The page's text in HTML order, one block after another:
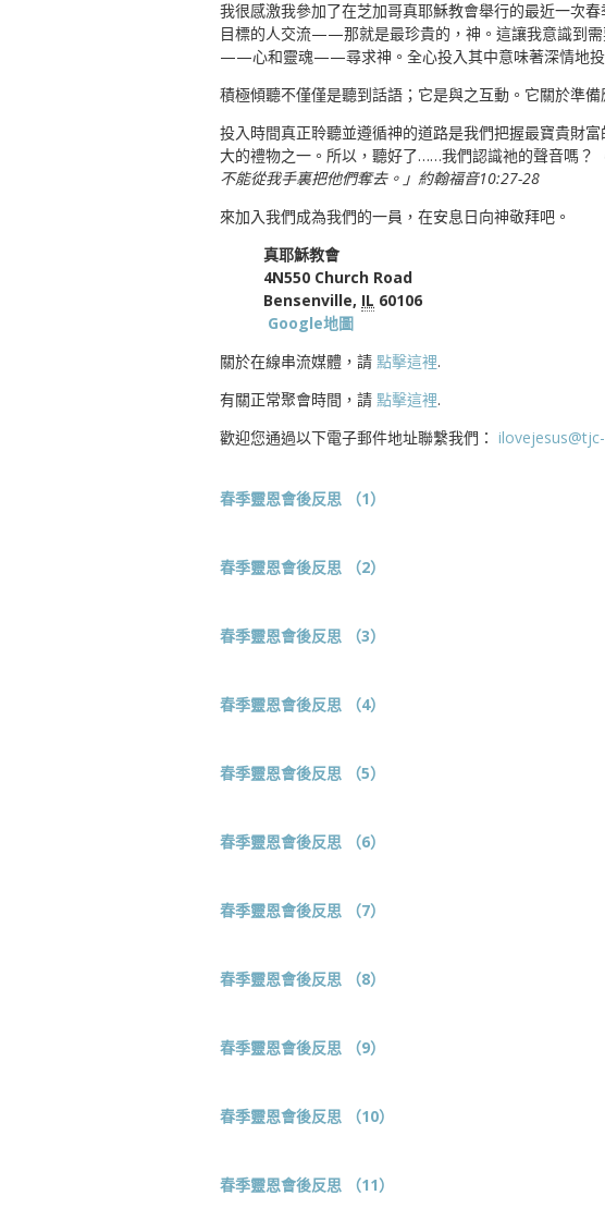
我很感激我參加了在芝加哥真耶穌教會舉行的最近一次
目標的人交流——那就是最珍貴的，神。這讓我意識到
——心和靈魂——尋求神。全心投入其中意味著深情地投
積極傾聽不僅僅是聽到話語；它是與之互動。它關於準
投入時間真正聆聽並遵循神的道路是我們把握最寶貴財
大的禮物之一。所以，聽好了……我們認識祂的聲音嗎？
不能從我手裏把他們奪去。」約翰福音10:27-28
來加入我們成為我們的一員，在安息日向神敬拜吧。
真耶穌教會
4N550 Church Road
Bensenville, IL 60106
Google地圖
關於在線串流媒體，請 點擊這裡.
有關正常聚會時間，請 點擊這裡.
歡迎您通過以下電子郵件地址聯繫我們：
春季靈恩會後反思 （1）
春季靈恩會後反思 （2）
春季靈恩會後反思 （3）
春季靈恩會後反思 （4）
春季靈恩會後反思 （5）
春季靈恩會後反思 （6）
春季靈恩會後反思 （7）
春季靈恩會後反思 （8）
春季靈恩會後反思 （9）
春季靈恩會後反思 （10）
春季靈恩會後反思 （11）